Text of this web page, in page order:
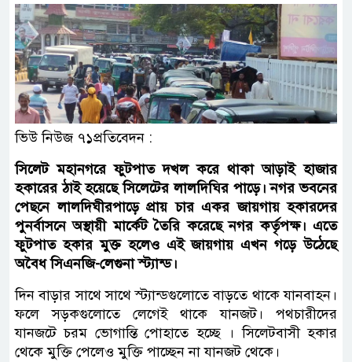
ভিউ নিউজ ৭১প্রতিবেদন :
সিলেট মহানগরে ফুটপাত দখল করে থাকা আড়াই হাজার
হকারের ঠাই হয়েছে সিলেটের লালদিঘির পাড়ে। নগর ভবনের
পেছনে লালদিঘীরপাড়ে প্রায় চার একর জায়গায় হকারদের
পুনর্বাসনে অস্থায়ী মার্কেট তৈরি করেছে নগর কর্তৃপক্ষ। এতে
ফুটপাত হকার মুক্ত হলেও এই জায়গায় এখন গড়ে উঠেছে
অবৈধ সিএনজি-লেগুনা স্ট্যান্ড।
দিন বাড়ার সাথে সাথে স্ট্যান্ডগুলোতে বাড়তে থাকে যানবাহন।
ফলে সড়কগুলোতে লেগেই থাকে যানজট। পথচারীদের
যানজটে চরম ভোগান্তি পোহাতে হচ্ছে । সিলেটবাসী হকার
থেকে মুক্তি পেলেও মুক্তি পাচ্ছেন না যানজট থেকে।